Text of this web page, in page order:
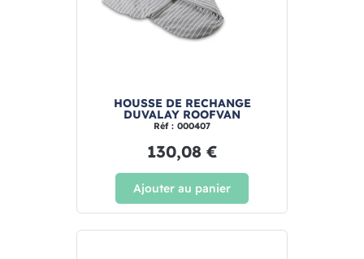
HOUSSE DE RECHANGE
DUVALAY ROOFVAN
Réf : 000407
130,08 €
Ajouter au panier